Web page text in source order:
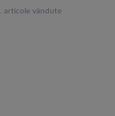
articole vândute